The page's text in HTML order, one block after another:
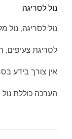
נול לסריגה
נול לסריגה, נול
לסריגת צעיפים,
אין צורך בידע
הערכה כוללת